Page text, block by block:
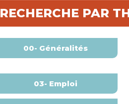
RECHERCHE PAR
00- Généralités
03- Emploi